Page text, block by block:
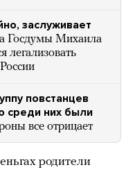
заслуживает
Госдумы Михаила
легализовать
повстанцев
среди них были
все отрицает
родители